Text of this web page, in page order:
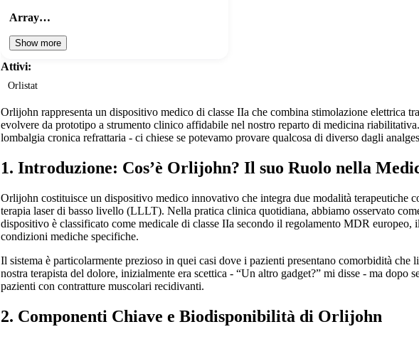
Array…
Show more
Attivi:
Orlistat
Orlijohn rappresenta un dispositivo medico di classe IIa che combina stimolazione elettrica
evolvere da prototipo a strumento clinico affidabile nel nostro reparto di medicina
lombalgia cronica refrattaria - ci chiese se potevamo provare qualcosa di diverso dagli
1. Introduzione: Cos’è Orlijohn? Il suo Ruolo nella
Orlijohn costituisce un dispositivo medico innovativo che integra due modalità terapeutiche
terapia laser di basso livello (LLLT). Nella pratica clinica quotidiana, abbiamo osservato
dispositivo è classificato come medicale di classe IIa secondo il regolamento MDR
condizioni mediche specifiche.
Il sistema è particolarmente prezioso in quei casi dove i pazienti presentano comorbidità
nostra terapista del dolore, inizialmente era scettica - “Un altro gadget?” mi disse - ma
pazienti con contratture muscolari recidivanti.
2. Componenti Chiave e Biodisponibilità di Orlijohn